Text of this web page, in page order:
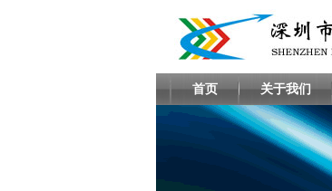
首页 关于我们